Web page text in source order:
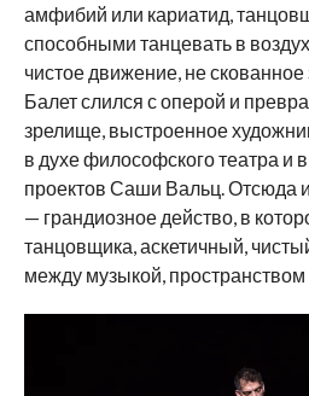
амфибий или кариатид,
способными танцевать в
чистое движение, не
Балет слился с оперой и
зрелище, выстроенное
в духе философского театра и
проектов Саши Вальц. Отсюда
— грандиозное действо, в
танцовщика, аскетичный,
между музыкой,